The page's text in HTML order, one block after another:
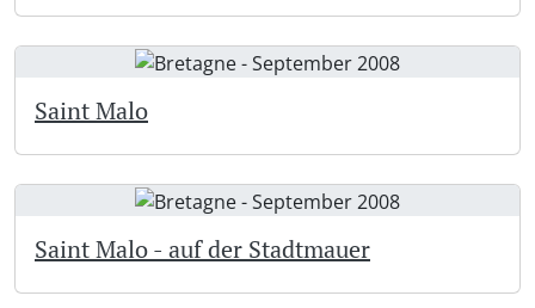
Saint Malo
Saint Malo - auf der Stadtmauer